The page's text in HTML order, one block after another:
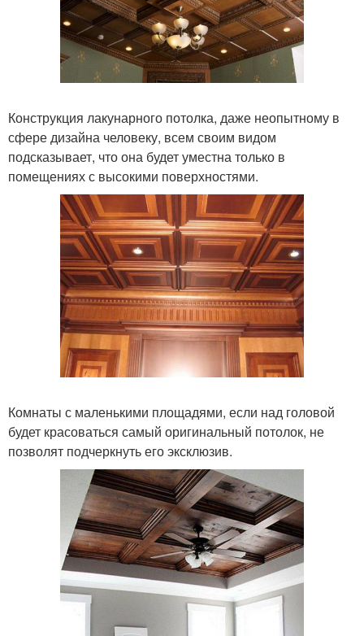
Конструкция лакунарного потолка, даже неопытному в
сфере дизайна человеку, всем своим видом
подсказывает, что она будет уместна только в
помещениях с высокими поверхностями.
Комнаты с маленькими площадями, если над головой
будет красоваться самый оригинальный потолок, не
позволят подчеркнуть его эксклюзив.